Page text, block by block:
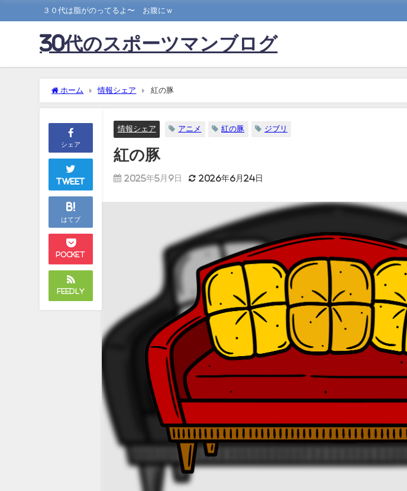
３０代は脂がのってるよ〜 お腹にｗ
30代のスポーツマンブログ
ホーム 情報シェア 紅の豚
シェア
Tweet
B!
はてブ
Pocket
Feedly
情報シェア アニメ 紅の豚 ジブリ
紅の豚
2025年5月9日 2026年6月24日